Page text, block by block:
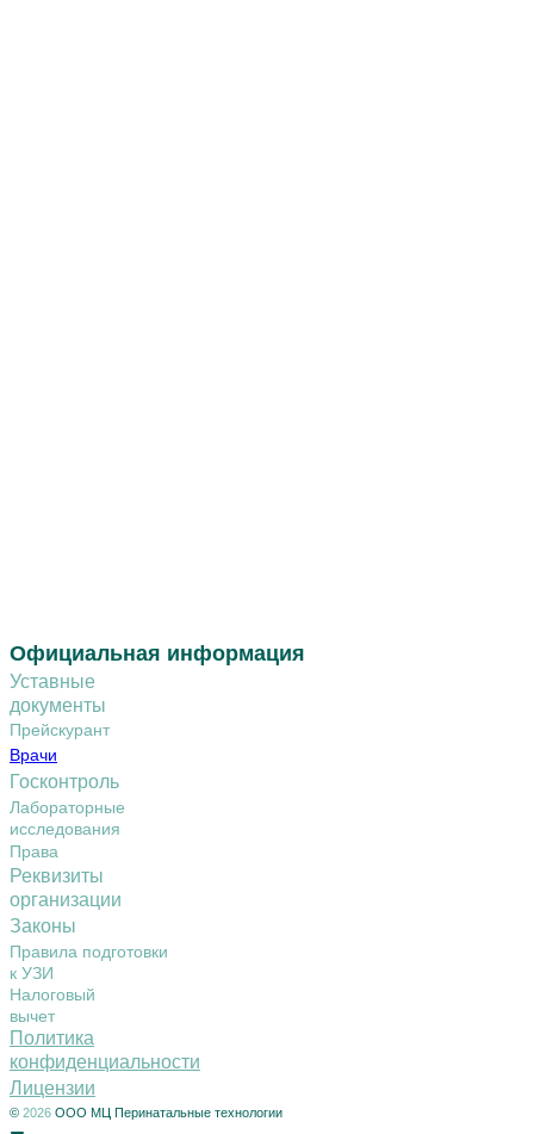
Официальная информация
Уставные
документы
Прейскурант
Врачи
Госконтроль
Лабораторные
исследования
Права
Реквизиты
организации
Законы
Правила подготовки
к УЗИ
Налоговый
вычет
Политика
конфиденциальности
Лицензии
© 2026 ООО МЦ Перинатальные технологии